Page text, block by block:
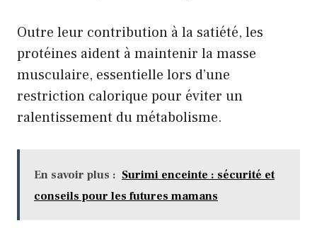
Outre leur contribution à la satiété, les
protéines aident à maintenir la masse
musculaire, essentielle lors d’une
restriction calorique pour éviter un
ralentissement du métabolisme.
En savoir plus : Surimi enceinte : sécurité et
conseils pour les futures mamans